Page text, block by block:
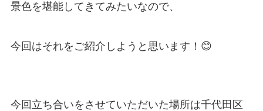
景色を堪能してきてみたいなので、
今回はそれをご紹介しようと思います！😊
今回立ち合いをさせていただいた場所は千代田区